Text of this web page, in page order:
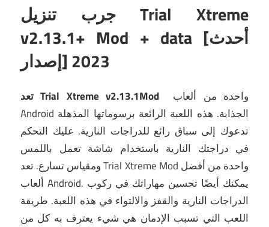
جرب تنزيل Trial Xtreme
v2.13.1+ Mod + data [أحدث
إصدار] 2023
تعد Trial Xtreme v2.13.1Mod
Android الجذابة. هذه اللعبة الرائعة برسوماتها المذهلة
تدعوك إلى سباق رائع للدراجات النارية. عليك التحكم
في دراجتك النارية باستخدام شاشة تعمل باللمس
ومقياس تسارع.تعد Trial Xtreme Mod واحدة من أفضل
ألعاب Android. يمكنك أيضًا تحسين مهاراتك في ركوب
الدراجات النارية والقفز والالتواء في هذه اللعبة. طريقة
اللعب التي تسبب الإدمان هي شيء يعترف به كل من